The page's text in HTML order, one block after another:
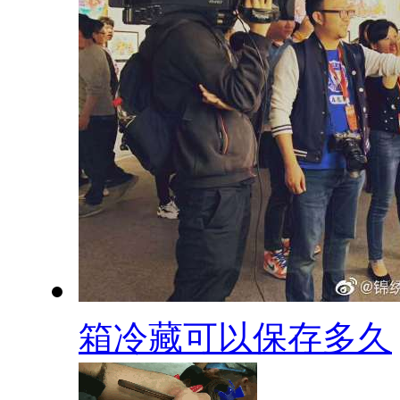
箱冷藏可以保存多久